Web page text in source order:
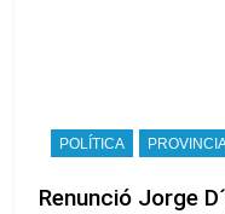
POLÍTICA
Renunció Jorge